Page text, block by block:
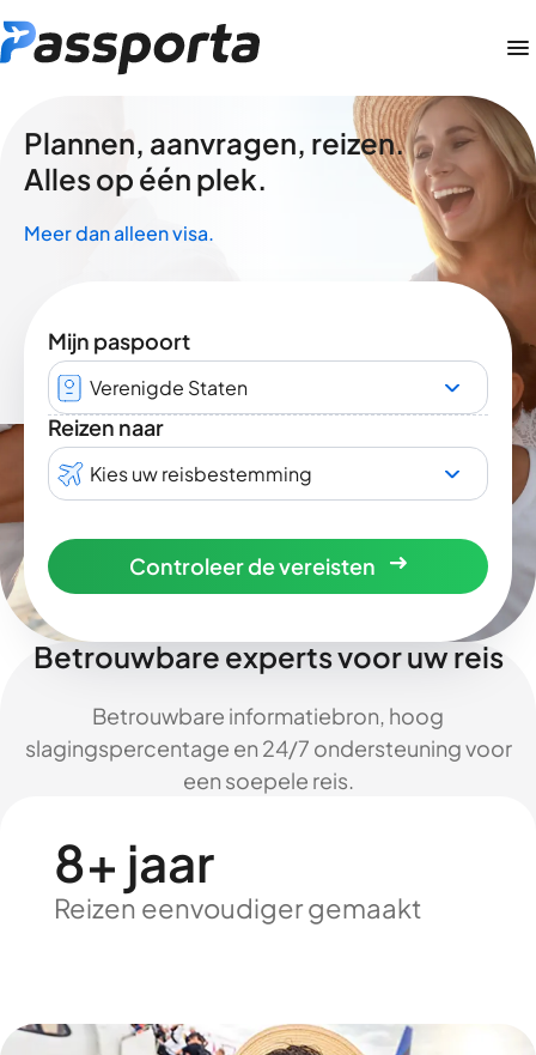
Plannen, aanvragen, reizen.
Alles op één plek.
Meer dan alleen visa.
Mijn paspoort
Verenigde Staten
Reizen naar
Kies uw reisbestemming
Controleer de vereisten
Betrouwbare experts voor uw reis
Betrouwbare informatiebron, hoog
slagingspercentage en 24/7 ondersteuning voor
een soepele reis.
8+ jaar
Reizen eenvoudiger gemaakt